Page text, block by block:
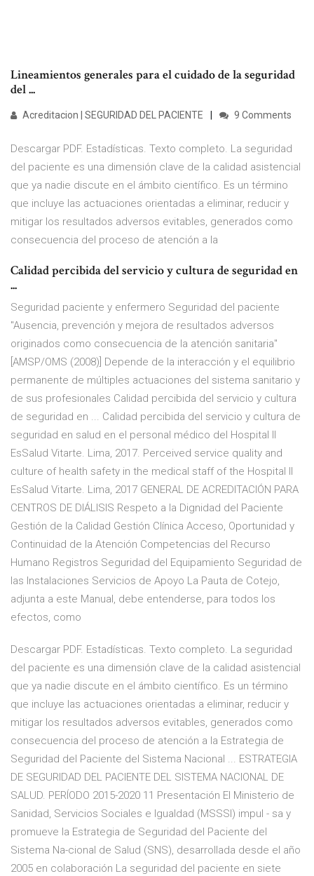
Lineamientos generales para el cuidado de la seguridad
del ...
Acreditacion | SEGURIDAD DEL PACIENTE 9 Comments
Descargar PDF. Estadísticas. Texto completo. La seguridad
del paciente es una dimensión clave de la calidad asistencial
que ya nadie discute en el ámbito científico. Es un término
que incluye las actuaciones orientadas a eliminar, reducir y
mitigar los resultados adversos evitables, generados como
consecuencia del proceso de atención a la
Calidad percibida del servicio y cultura de seguridad en
...
Seguridad paciente y enfermero Seguridad del paciente
"Ausencia, prevención y mejora de resultados adversos
originados como consecuencia de la atención sanitaria"
[AMSP/OMS (2008)] Depende de la interacción y el equilibrio
permanente de múltiples actuaciones del sistema sanitario y
de sus profesionales Calidad percibida del servicio y cultura
de seguridad en ... Calidad percibida del servicio y cultura de
seguridad en salud en el personal médico del Hospital II
EsSalud Vitarte. Lima, 2017. Perceived service quality and
culture of health safety in the medical staff of the Hospital II
EsSalud Vitarte. Lima, 2017 GENERAL DE ACREDITACIÓN PARA
CENTROS DE DIÁLISIS Respeto a la Dignidad del Paciente
Gestión de la Calidad Gestión Clínica Acceso, Oportunidad y
Continuidad de la Atención Competencias del Recurso
Humano Registros Seguridad del Equipamiento Seguridad de
las Instalaciones Servicios de Apoyo La Pauta de Cotejo,
adjunta a este Manual, debe entenderse, para todos los
efectos, como
Descargar PDF. Estadísticas. Texto completo. La seguridad
del paciente es una dimensión clave de la calidad asistencial
que ya nadie discute en el ámbito científico. Es un término
que incluye las actuaciones orientadas a eliminar, reducir y
mitigar los resultados adversos evitables, generados como
consecuencia del proceso de atención a la Estrategia de
Seguridad del Paciente del Sistema Nacional ... ESTRATEGIA
DE SEGURIDAD DEL PACIENTE DEL SISTEMA NACIONAL DE
SALUD. PERÍODO 2015-2020 11 Presentación El Ministerio de
Sanidad, Servicios Sociales e Igualdad (MSSSI) impul - sa y
promueve la Estrategia de Seguridad del Paciente del
Sistema Na-cional de Salud (SNS), desarrollada desde el año
2005 en colaboración La seguridad del paciente en siete